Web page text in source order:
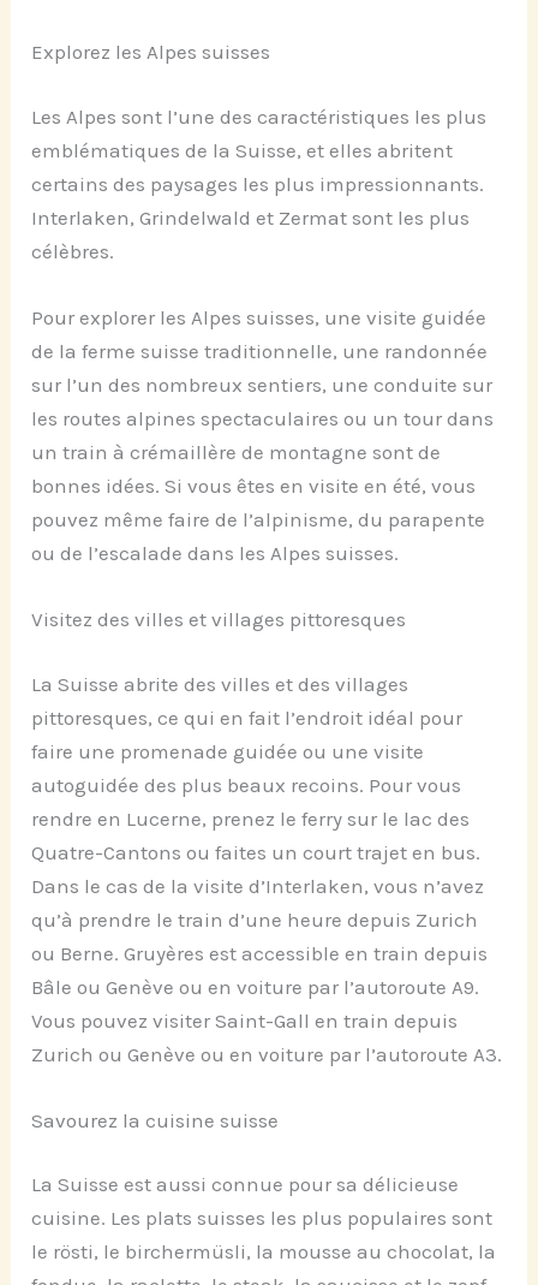
Explorez les Alpes suisses
Les Alpes sont l’une des caractéristiques les plus
emblématiques de la Suisse, et elles abritent
certains des paysages les plus impressionnants.
Interlaken, Grindelwald et Zermat sont les plus
célèbres.
Pour explorer les Alpes suisses, une visite guidée
de la ferme suisse traditionnelle, une randonnée
sur l’un des nombreux sentiers, une conduite sur
les routes alpines spectaculaires ou un tour dans
un train à crémaillère de montagne sont de
bonnes idées. Si vous êtes en visite en été, vous
pouvez même faire de l’alpinisme, du parapente
ou de l’escalade dans les Alpes suisses.
Visitez des villes et villages pittoresques
La Suisse abrite des villes etdesvillages
pittoresques, ce qui en fait l’endroit idéal pour
faire une promenade guidée ou une visite
autoguidéedes plus beaux recoins. Pour vous
rendre en Lucerne, prenez le ferry sur le lac des
Quatre-Cantons oufaites un court trajet en bus.
Dans le cas de la visite d’Interlaken,vous n’avez
qu’à prendre le train d’une heure depuis Zurich
ou Berne. Gruyères est accessible en train depuis
Bâle ou Genève ou en voiture par l’autoroute A9.
Vous pouvez visiter Saint-Gall en train depuis
Zurich ou Genève ou en voiture par l’autoroute A3.
Savourez la cuisine suisse
La Suisse est aussi connue pour sa délicieuse
cuisine. Les plats suisses les plus populaires sont
le rösti, le birchermüsli, la mousse au chocolat, la